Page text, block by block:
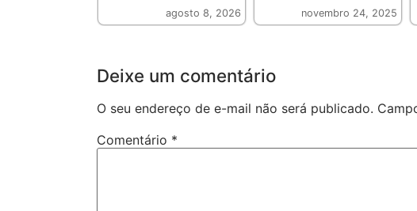
agosto 8, 2026 novembro 24, 2025
Deixe um comentário
O seu endereço de e-mail não será publicado.
Comentário *